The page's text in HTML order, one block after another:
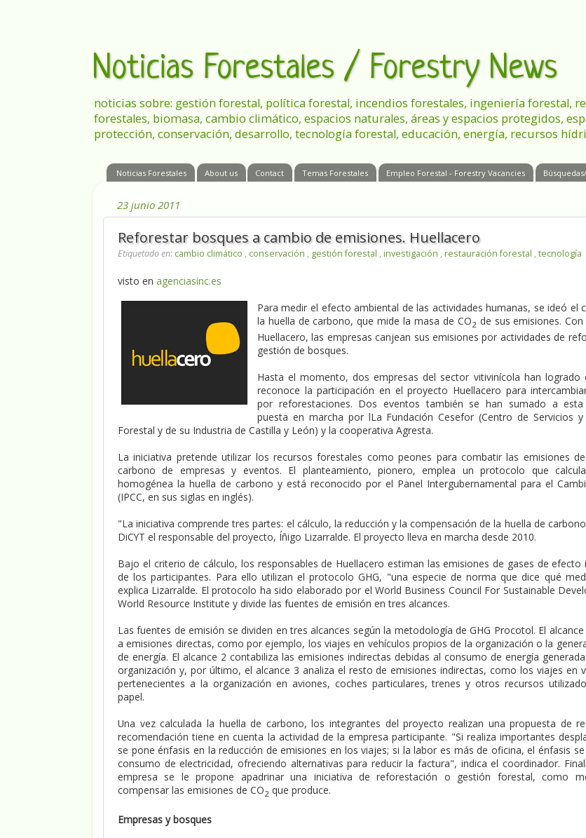
Noticias Forestales / Forestry News
noticias sobre: gestión forestal, política forestal, incendios forestales, ingeniería forestal,
forestales, biomasa, cambio climático, espacios naturales, áreas y espacios protegidos,
protección, conservación, desarrollo, tecnología forestal, educación, energía, recursos
Noticias Forestales About us Contact Temas Forestales Empleo Forestal - Forestry Vacancies
23 junio 2011
Reforestar bosques a cambio de emisiones. Huellacero
Etiquetado en: cambio climático , conservación , gestión forestal , investigación , restauración forestal , tecnología
visto en agenciasinc.es
Para medir el efecto ambiental de las actividades humanas, se ideó el
la huella de carbono, que mide la masa de CO2 de sus emisiones.
Huellacero, las empresas canjean sus emisiones por actividades de
gestión de bosques.
Hasta el momento, dos empresas del sector vitivinícola han logrado
reconoce la participación en el proyecto Huellacero para
por reforestaciones. Dos eventos también se han sumado a esta
puesta en marcha por lLa Fundación Cesefor (Centro de Servicios
Forestal y de su Industria de Castilla y León) y la cooperativa Agresta.
La iniciativa pretende utilizar los recursos forestales como peones para combatir las emisiones
carbono de empresas y eventos. El planteamiento, pionero, emplea un protocolo que
homogénea la huella de carbono y está reconocido por el Panel Intergubernamental para el
(IPCC, en sus siglas en inglés).
"La iniciativa comprende tres partes: el cálculo, la reducción y la compensación de la huella de
DiCYT el responsable del proyecto, Íñigo Lizarralde. El proyecto lleva en marcha desde 2010.
Bajo el criterio de cálculo, los responsables de Huellacero estiman las emisiones de gases de efecto
de los participantes. Para ello utilizan el protocolo GHG, "una especie de norma que dice qué
explica Lizarralde. El protocolo ha sido elaborado por el World Business Council For Sustainable
World Resource Institute y divide las fuentes de emisión en tres alcances.
Las fuentes de emisión se dividen en tres alcances según la metodología de GHG Procotol. El
a emisiones directas, como por ejemplo, los viajes en vehículos propios de la organización o la
de energía. El alcance 2 contabiliza las emisiones indirectas debidas al consumo de energía
organización y, por último, el alcance 3 analiza el resto de emisiones indirectas, como los viajes en
pertenecientes a la organización en aviones, coches particulares, trenes y otros recursos
papel.
Una vez calculada la huella de carbono, los integrantes del proyecto realizan una propuesta de
recomendación tiene en cuenta la actividad de la empresa participante. "Si realiza importantes
se pone énfasis en la reducción de emisiones en los viajes; si la labor es más de oficina, el énfasis
consumo de electricidad, ofreciendo alternativas para reducir la factura", indica el coordinador.
empresa se le propone apadrinar una iniciativa de reforestación o gestión forestal, como
compensar las emisiones de CO2 que produce.
Empresas y bosques